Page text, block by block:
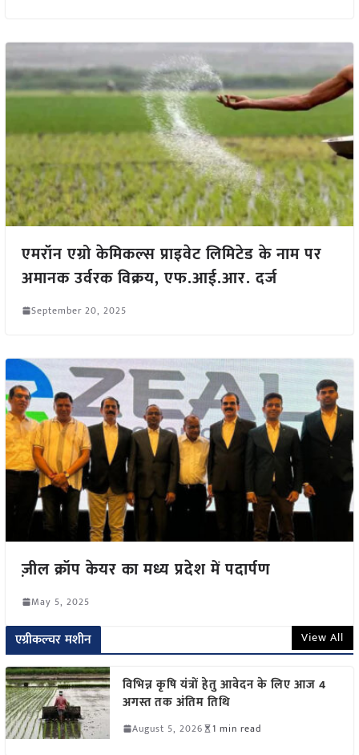
एमरॉन एग्रो केमिकल्स प्राइवेट लिमिटेड के नाम पर
अमानक उर्वरक विक्रय, एफ.आई.आर. दर्ज
September 20, 2025
ज़ील क्रॉप केयर का मध्य प्रदेश में पदार्पण
May 5, 2025
एग्रीकल्चर मशीन View All
विभिन्न कृषि यंत्रों हेतु आवेदन के लिए आज 4
अगस्त तक अंतिम तिथि
August 5, 2026 1 min read